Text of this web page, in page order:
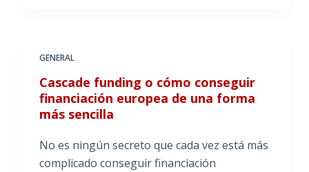
GENERAL
Cascade funding o cómo conseguir
financiación europea de una forma
más sencilla
No es ningún secreto que cada vez está más
complicado conseguir financiación